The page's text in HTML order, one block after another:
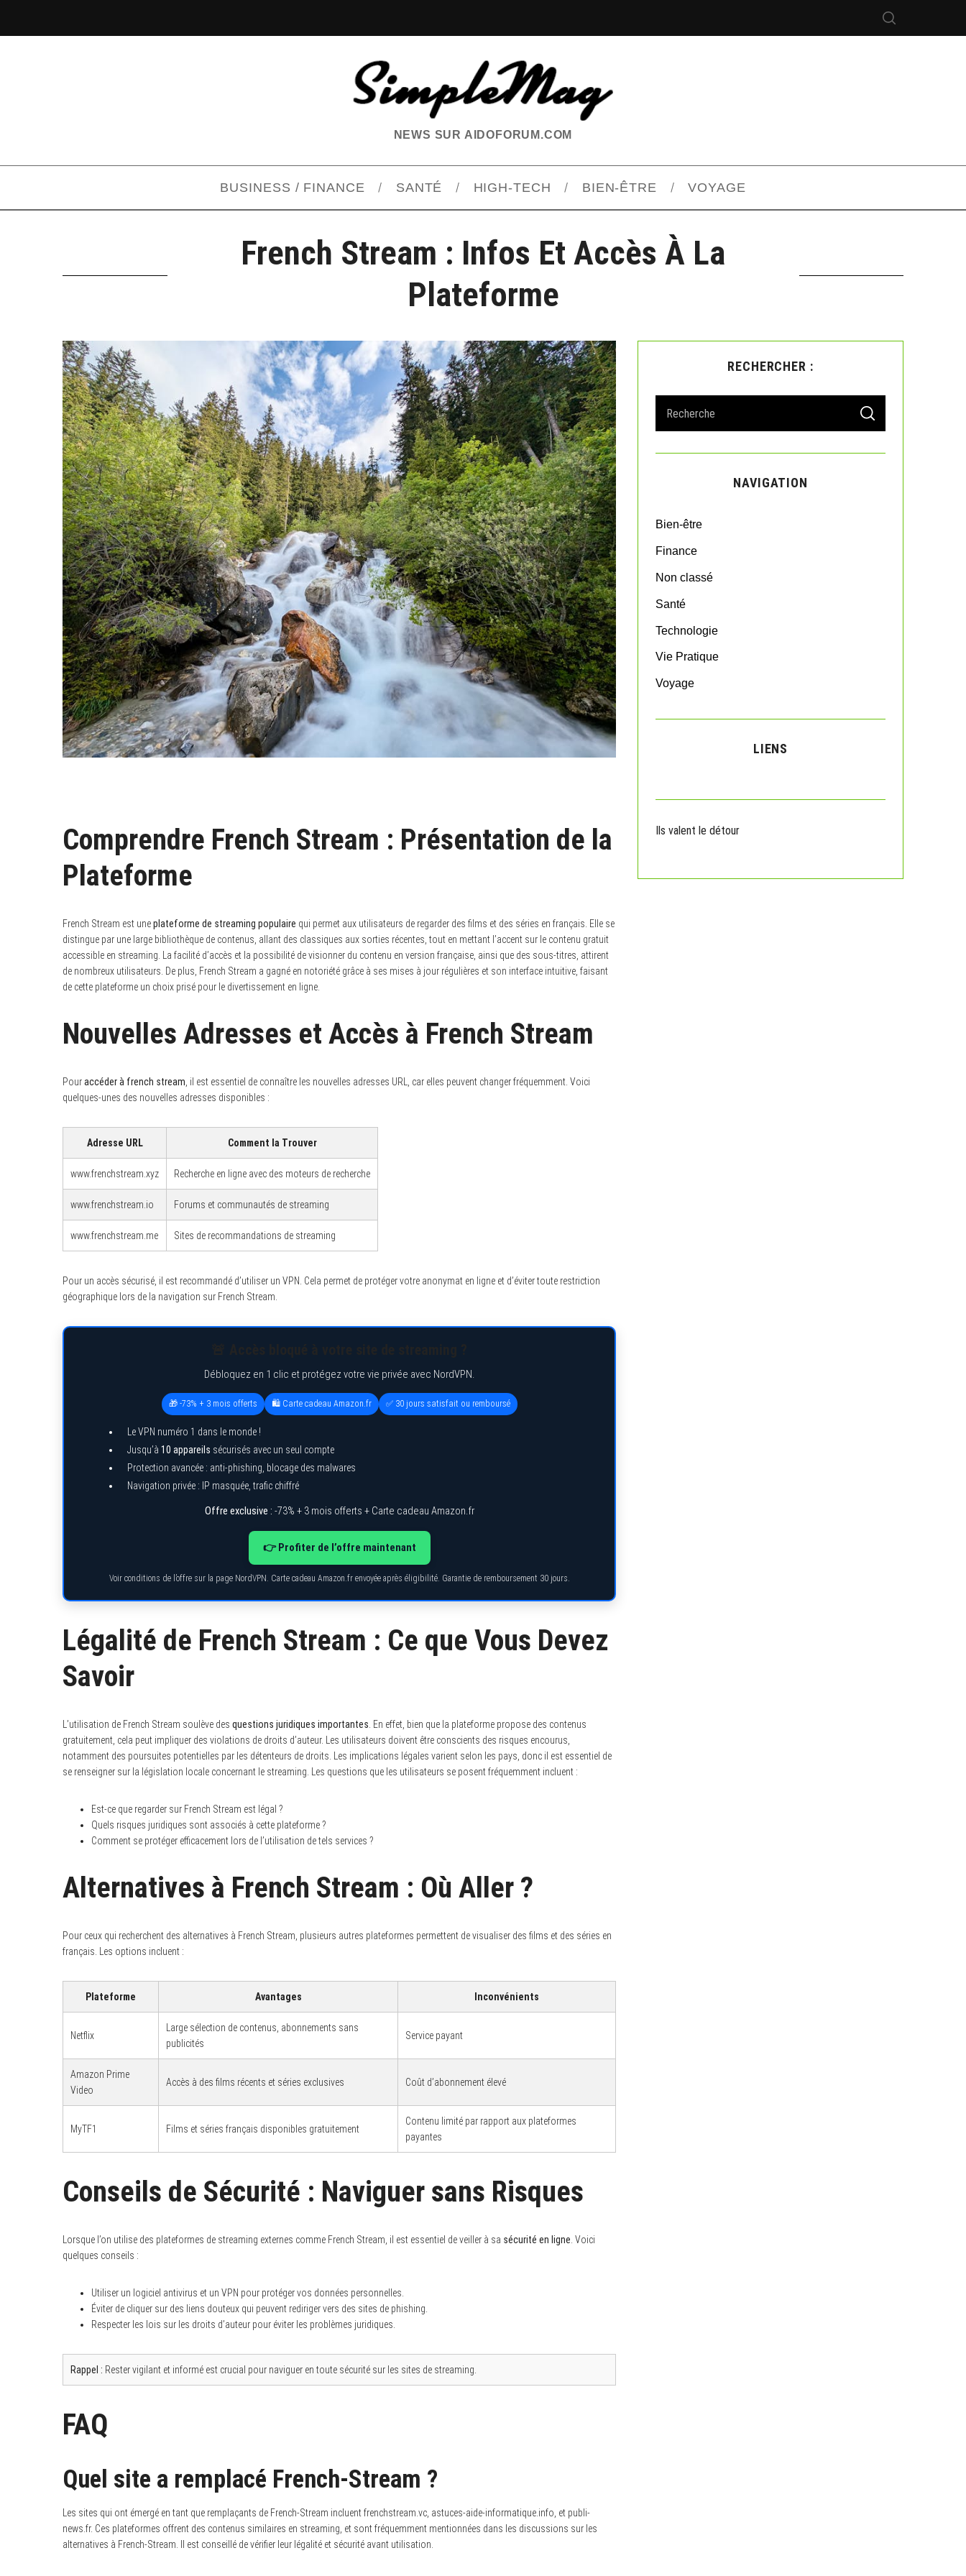
NEWS SUR AIDOFORUM.COM
BUSINESS / FINANCE SANTÉ HIGH-TECH BIEN-ÊTRE VOYAGE
French Stream : Infos Et Accès À La
Plateforme
Comprendre French Stream : Présentation de la
Plateforme
French Stream est uneplateforme de streaming populaire qui permet aux utilisateurs de regarder des films et des séries en français. Elle se
distingue par une large bibliothèque de contenus, allant des classiques aux sorties récentes, tout en mettant l’accent sur le contenu gratuit
accessible en streaming. La facilité d’accès et la possibilité de visionner du contenu en version française, ainsi que des sous-titres, attirent
de nombreux utilisateurs. De plus, French Stream a gagné en notoriété grâce à ses mises à jour régulières et son interface intuitive, faisant
de cette plateforme un choix prisé pour le divertissement en ligne.
Nouvelles Adresses et Accès à French Stream
Pouraccéder à french stream , il est essentiel de connaître les nouvelles adresses URL, car elles peuvent changer fréquemment. Voici
quelques-unes des nouvelles adresses disponibles :
Adresse URL Comment la Trouver
www.frenchstream.xyz Recherche en ligne avec des moteurs de recherche
www.frenchstream.io Forums et communautés de streaming
www.frenchstream.me Sites de recommandations de streaming
Pour un accès sécurisé, il est recommandé d’utiliser un VPN. Cela permet de protéger votre anonymat en ligne et d’éviter toute restriction
géographique lors de la navigation sur French Stream.
Débloquez en 1 clic et protégez votre vie privée avec NordVPN.
🎁 -73% + 3 mois offerts 🛍️ Carte cadeau Amazon.fr ✅ 30 jours satisfait ou remboursé
Le VPN numéro 1 dans le monde !
Jusqu’à 10 appareils sécurisés avec un seul compte
Protection avancée : anti-phishing, blocage des malwares
Navigation privée : IP masquée, trafic chiffré
Offre exclusive : -73% + 3 mois offerts + Carte cadeau Amazon.fr
👉 Profiter de l’offre maintenant
Voir conditions de l’offre sur la page NordVPN. Carte cadeau Amazon.fr envoyée après éligibilité. Garantie de remboursement 30 jours.
Légalité de French Stream : Ce que Vous Devez
Savoir
L’utilisation de French Stream soulève des questions juridiques importantes . En effet, bien que la plateforme propose des contenus
gratuitement, cela peut impliquer des violations de droits d’auteur. Les utilisateurs doivent être conscients des risques encourus,
notamment des poursuites potentielles par les détenteurs de droits. Les implications légales varient selon les pays, donc il est essentiel de
se renseigner sur la législation locale concernant le streaming. Les questions que les utilisateurs se posent fréquemment incluent :
Est-ce que regarder sur French Stream est légal ?
Quels risques juridiques sont associés à cette plateforme ?
Comment se protéger efficacement lors de l’utilisation de tels services ?
Alternatives à French Stream : Où Aller ?
Pour ceux qui recherchent des alternatives à French Stream, plusieurs autres plateformes permettent de visualiser des films et des séries en
français. Les options incluent :
Plateforme Avantages Inconvénients
Netflix
Large sélection de contenus, abonnements sans
publicités
Service payant
Amazon Prime
Video
Accès à des films récents et séries exclusives Coût d’abonnement élevé
MyTF1 Films et séries français disponibles gratuitement
Contenu limité par rapport aux plateformes
payantes
Conseils de Sécurité : Naviguer sans Risques
Lorsque l’on utilise des plateformes de streaming externes comme French Stream, il est essentiel de veiller à sa sécurité en ligne . Voici
quelques conseils :
Utiliser un logiciel antivirus et un VPN pour protéger vos données personnelles.
Éviter de cliquer sur des liens douteux qui peuvent rediriger vers des sites de phishing.
Respecter les lois sur les droits d’auteur pour éviter les problèmes juridiques.
Rappel : Rester vigilant et informé est crucial pour naviguer en toute sécurité sur les sites de streaming.
FAQ
Quel site a remplacé French-Stream ?
Les sites qui ont émergé en tant que remplaçants de French-Stream incluent frenchstream.vc, astuces-aide-informatique.info, et publi-
news.fr. Ces plateformes offrent des contenus similaires en streaming, et sont fréquemment mentionnées dans les discussions sur les
alternatives à French-Stream. Il est conseillé de vérifier leur légalité et sécurité avant utilisation.
RECHERCHER :
a
r
o
S
A
C
NAVIGATION
Bien-être
Finance
Non classé
Santé
Technologie
Vie Pratique
Voyage
LIENS
Ils valent le détour
f
r